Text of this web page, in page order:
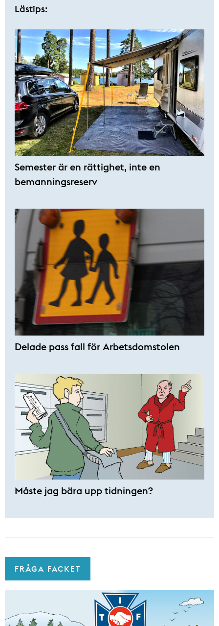
Lästips:
Semester är en rättighet, inte en
bemanningsreserv
Delade pass fall för Arbetsdomstolen
Måste jag bära upp tidningen?
FRÅGA FACKET